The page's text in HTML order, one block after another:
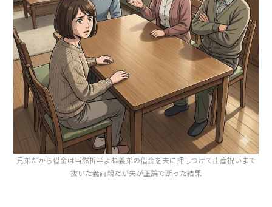
兄弟だから借金は当然折半よね義弟の借金を夫に押しつけて出産祝いまで
抜いた義両親だが夫が正論で断った結果